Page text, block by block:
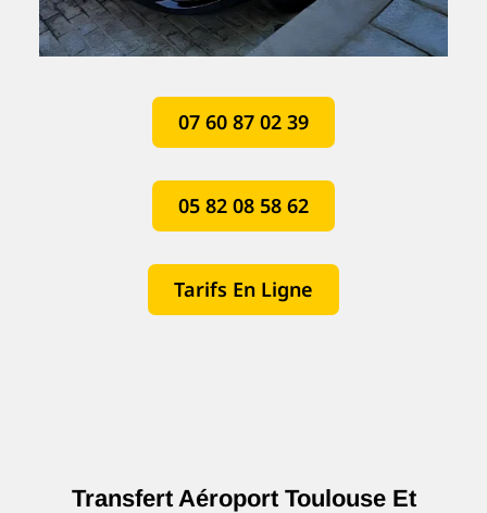
07 60 87 02 39
05 82 08 58 62
Tarifs En Ligne
Transfert Aéroport Toulouse Et